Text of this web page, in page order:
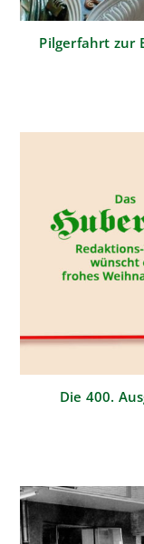
Pilgerfahrt zur
Die 400.